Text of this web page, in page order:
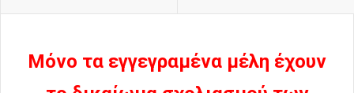
Μόνο τα εγγεγραμένα μέλη έχουν